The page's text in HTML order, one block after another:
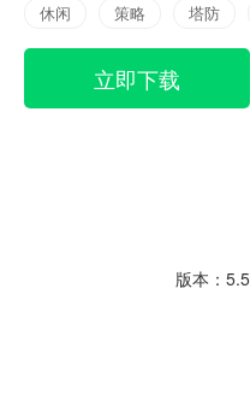
休闲 策略 塔防
立即下载
版本：